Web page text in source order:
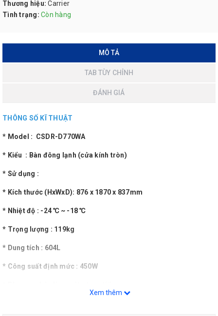
Thương hiệu: Carrier
Tình trạng: Còn hàng
MÔ TẢ
TAB TÙY CHỈNH
ĐÁNH GIÁ
THÔNG SỐ KĨ THUẬT
* Model : CSDR-D770WA
* Kiểu : Bàn đông lạnh (cửa kính tròn)
* Sử dụng :
* Kích thước (HxWxD): 876 x 1870 x 837mm
* Nhiệt độ : -24 ℃ ~ -18 ℃
* Trọng lượng : 119kg
* Dung tích : 604L
* Công suất định mức : 450W
Xem thêm